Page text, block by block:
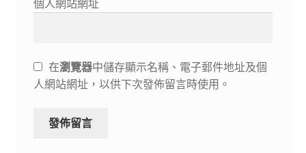
個人網站網址
在瀏覽器中儲存顯示名稱、電子郵件地址及個
人網站網址，以供下次發佈留言時使用。